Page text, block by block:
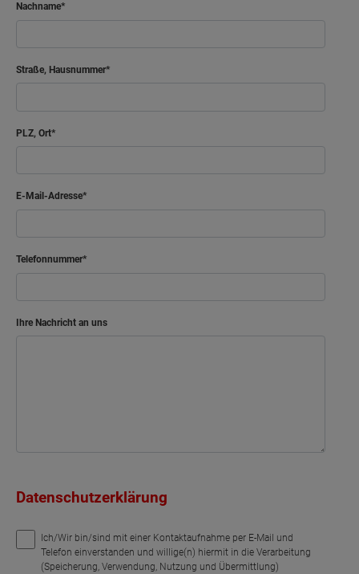
Nachname
Straße, Hausnummer
PLZ, Ort
E-Mail-Adresse
Telefonnummer
Ihre Nachricht an uns
Datenschutzerklärung
Ich/Wir bin/sind mit einer Kontaktaufnahme per E-Mail und
Telefon einverstanden und willige(n) hiermit in die Verarbeitung
(Speicherung, Verwendung, Nutzung und Übermittlung)